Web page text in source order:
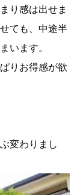
り感は出せま
ても、中途半
います。
りお得感が欲
変わりまし